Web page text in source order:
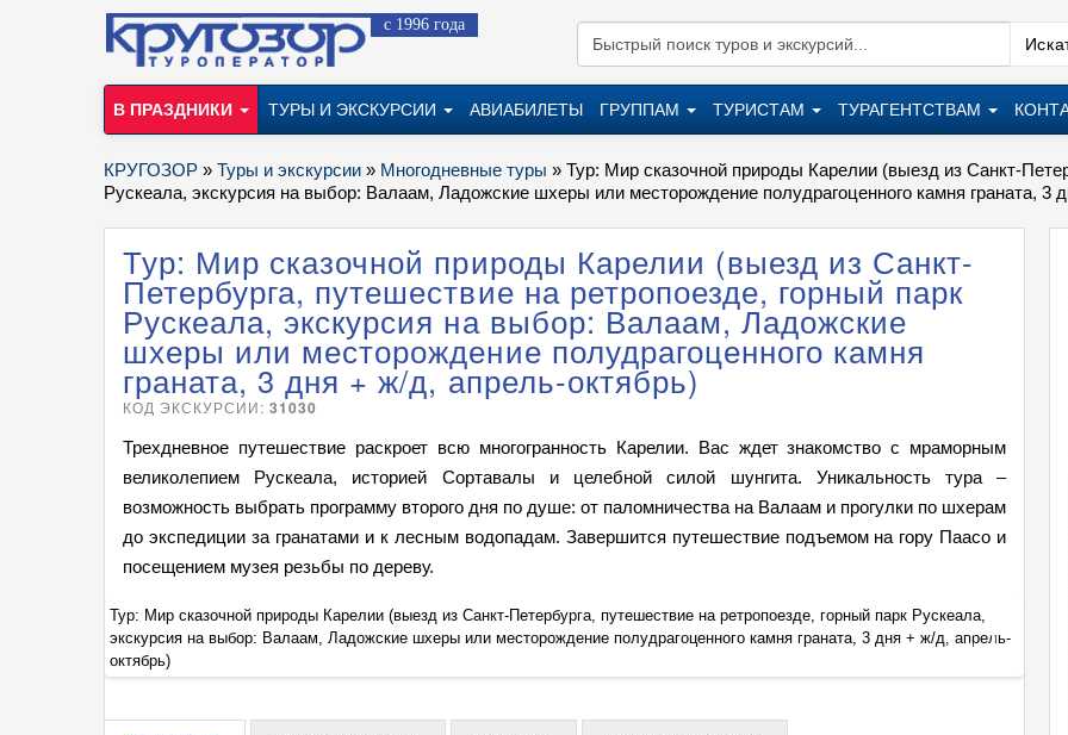
с 1996 года
В ПРАЗДНИКИ ТУРЫ И ЭКСКУРСИИ АВИАБИЛЕТЫ ГРУППАМ ТУРИСТАМ ТУРАГЕНТСТВАМ
КРУГОЗОР » Туры и экскурсии » Многодневные туры » Тур: Мир сказочной природы Карелии (выезд из Санкт-
Рускеала, экскурсия на выбор: Валаам, Ладожские шхеры или месторождение полудрагоценного камня граната, 3
Тур: Мир сказочной природы Карелии (выезд из Санкт-
Петербурга, путешествие на ретропоезде, горный парк
Рускеала, экскурсия на выбор: Валаам, Ладожские
шхеры или месторождение полудрагоценного камня
граната, 3 дня + ж/д, апрель-октябрь)
КОД ЭКСКУРСИИ:31030
Трехдневное путешествие раскроет всю многогранность Карелии. Вас ждет знакомство с мраморным
великолепием Рускеала, историей Сортавалы и целебной силой шунгита. Уникальность тура –
возможность выбрать программу второго дня по душе: от паломничества на Валаам и прогулки по шхерам
до экспедиции за гранатами и к лесным водопадам. Завершится путешествие подъемом на гору Паасо и
посещением музея резьбы по дереву.
+
Тур: Мир сказочной природы Карелии (выезд из Санкт-Петербурга, путешествие на ретропоезде, горный парк Рускеала,
экскурсия на выбор: Валаам, Ладожские шхеры или месторождение полудрагоценного камня граната, 3 дня + ж/д, апрель-
октябрь)
Тур: